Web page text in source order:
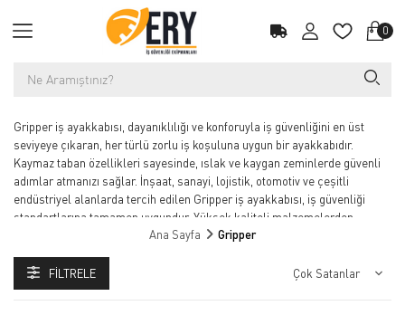
0
Gripper iş ayakkabısı, dayanıklılığı ve konforuyla iş güvenliğini en üst
seviyeye çıkaran, her türlü zorlu iş koşuluna uygun bir ayakkabıdır.
Kaymaz taban özellikleri sayesinde, ıslak ve kaygan zeminlerde güvenli
adımlar atmanızı sağlar. İnşaat, sanayi, lojistik, otomotiv ve çeşitli
endüstriyel alanlarda tercih edilen Gripper iş ayakkabısı, iş güvenliği
standartlarına tamamen uygundur. Yüksek kaliteli malzemelerden
üretilmiş olan Gripper, uzun süreli kullanımda bile rahatlık ve esneklik
Suya dayanıklı yapısı ile ıslak koşullarda dahi işlerinizi güvenle
yapabilirsiniz. Gripper iş ayakkabısı, iş yerinde güvenliği artırırken,
Ana Sayfa Gripper
FILTRELE